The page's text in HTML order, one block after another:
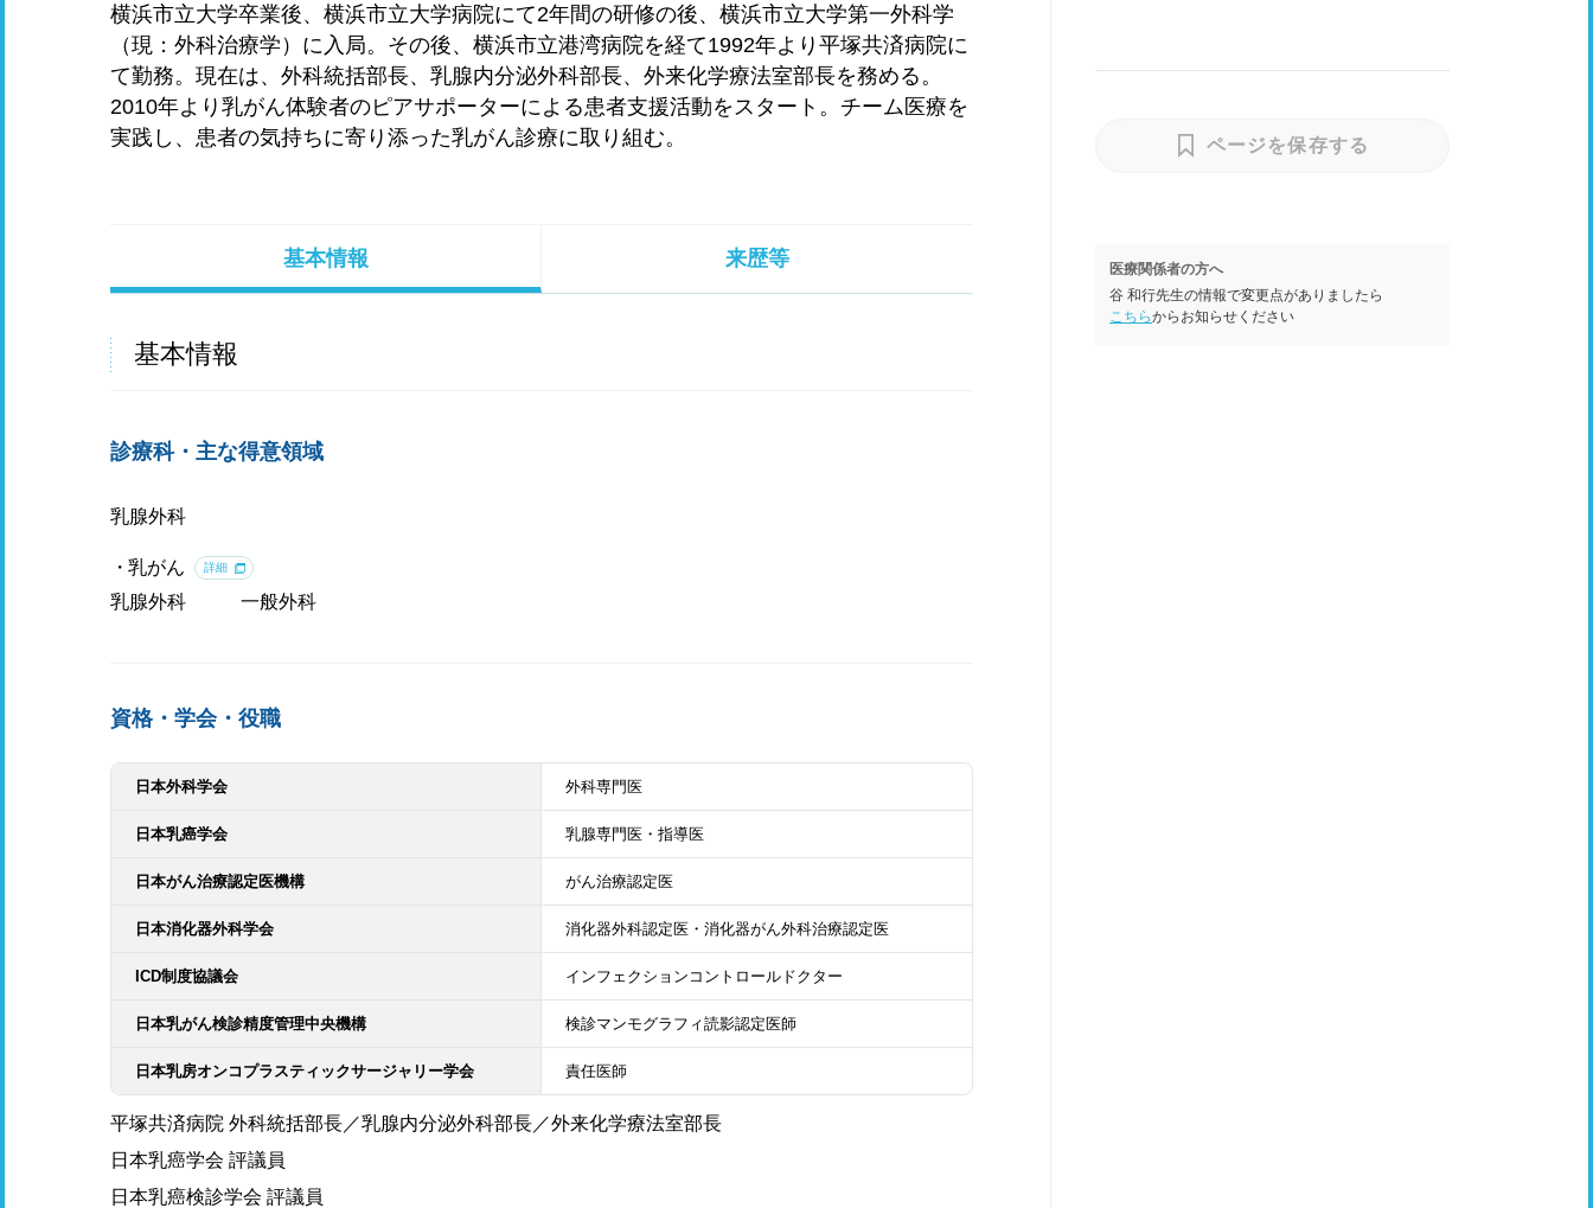
横浜市立大学卒業後、横浜市立大学病院にて2年間の研修の後、横浜市立大学第一外科学
（現：外科治療学）に入局。その後、横浜市立港湾病院を経て1992年より平塚共済病院に
て勤務。現在は、外科統括部長、乳腺内分泌外科部長、外来化学療法室部長を務める。
2010年より乳がん体験者のピアサポーターによる患者支援活動をスタート。チーム医療を
実践し、患者の気持ちに寄り添った乳がん診療に取り組む。
基本情報 来歴等
基本情報
診療科・主な得意領域
乳腺外科
乳がん 詳細
乳腺外科 一般外科
資格・学会・役職
日本外科学会 外科専門医
日本乳癌学会 乳腺専門医・指導医
日本がん治療認定医機構 がん治療認定医
日本消化器外科学会 消化器外科認定医・消化器がん外科治療認定医
ICD制度協議会 インフェクションコントロールドクター
日本乳がん検診精度管理中央機構 検診マンモグラフィ読影認定医師
日本乳房オンコプラスティックサージャリー学会 責任医師
平塚共済病院 外科統括部長／乳腺内分泌外科部長／外来化学療法室部長
日本乳癌学会 評議員
日本乳癌検診学会 評議員
ページを保存する
医療関係者の方へ
谷 和行先生の情報で変更点がありましたら
こちらからお知らせください